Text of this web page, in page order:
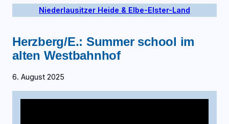
Niederlausitzer Heide & Elbe-Elster-Land
Herzberg/E.: Summer school im
alten Westbahnhof
6. August 2025